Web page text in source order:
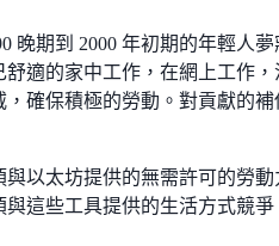
晚期到 2000 年初期的年輕人夢
適的家中工作，在網上工作，
確保積極的勞動。對貢獻的補
以太坊提供的無需許可的勞動
這些工具提供的生活方式競爭